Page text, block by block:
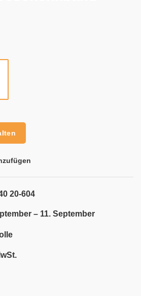
20-604
– 11. September